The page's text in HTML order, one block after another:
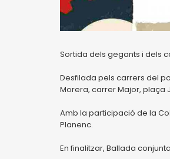
Sortida dels gegants i dels
Desfilada pels carrers del
Morera, carrer Major, plaça
Amb la participació de la
Planenc.
En finalitzar, Ballada